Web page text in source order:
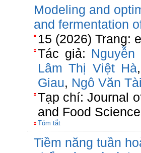
Modeling and
and fermentation
15 (2026) Trang:
Tác giả: Nguyễn
Lâm Thị Việt Hà
Giau, Ngô Văn
Tạp chí: Journal
and Food Science
Tóm tắt
Tiềm năng tuần